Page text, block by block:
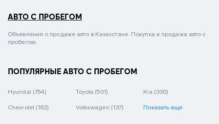
АВТО С ПРОБЕГОМ
Объявления о продаже авто в Казахстане. Покупка и продажа авто с
пробегом.
ПОПУЛЯРНЫЕ АВТО С ПРОБЕГОМ
Hyundai (754) Toyota (501) Kia (330)
Chevrolet (162) Volkswagen (137) Показать еще